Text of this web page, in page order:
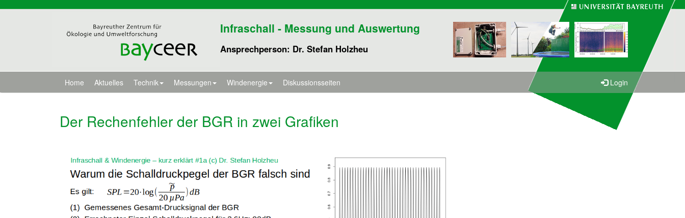
Infraschall - Messung und Auswertung
Ansprechperson: Dr. Stefan Holzheu
Home Aktuelles Technik Messungen Windenergie Diskussionsseiten Login
Der Rechenfehler der BGR in zwei Grafiken